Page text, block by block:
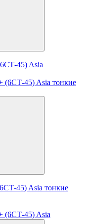
45) Asia
45) Asia тонкие